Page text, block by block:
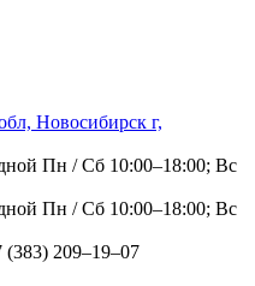
Новосибирск г,
Пн / Сб 10:00–18:00; Вс
Пн / Сб 10:00–18:00; Вс
(383) 209‒19‒07